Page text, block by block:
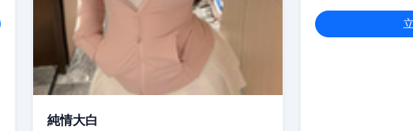
純情大白